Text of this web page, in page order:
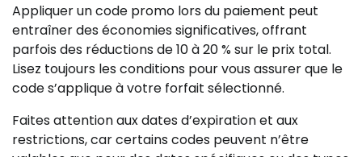
Appliquer un code promo lors du paiement peut
entraîner des économies significatives, offrant
parfois des réductions de 10 à 20 % sur le prix total.
Lisez toujours les conditions pour vous assurer que le
code s’applique à votre forfait sélectionné.
Faites attention aux dates d’expiration et aux
restrictions, car certains codes peuvent n’être